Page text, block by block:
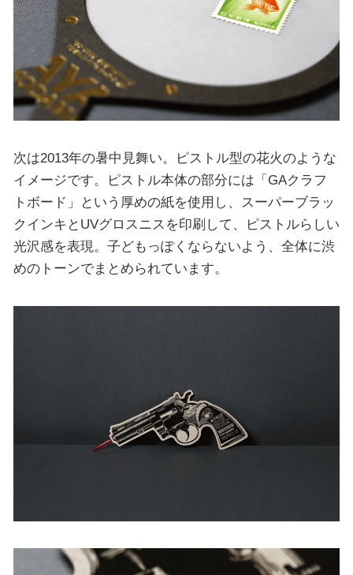
次は2013年の暑中見舞い。ピストル型の花火のような
イメージです。ピストル本体の部分には「GAクラフ
トボード」という厚めの紙を使用し、スーパーブラッ
クインキとUVグロスニスを印刷して、ピストルらしい
光沢感を表現。子どもっぽくならないよう、全体に渋
めのトーンでまとめられています。